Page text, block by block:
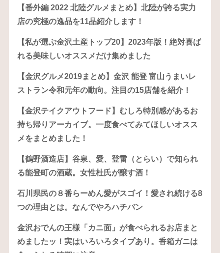
【番外編 2022 北陸グルメまとめ】北陸が誇る実力
店の究極の逸品を11品紹介します！
【私が選ぶ金沢土産トップ20】2023年版！絶対喜ば
れる美味しいオススメだけ集めました
【金沢グルメ2019まとめ】金沢 能登 富山うまいレ
ストラン令和元年の動向。注目の15店舗を紹介！
【金沢テイクアウトフード】むしろ特別感があるお
持ち帰りアーカイブ。一度食べてみてほしいオスス
メをまとめました！
【鶴野酒造店】谷泉、愛、登雷（とらい）で知られ
る能登町の酒蔵。女性杜氏が醸す酒！
石川県民の８番らーめん愛がスゴイ！愛され続ける8
つの理由とは。なんでやろハチバン
金沢おでんの王様「カニ面」が食べられるお店まと
めましたッ！実はいろいろタイプあり。香箱ガニは